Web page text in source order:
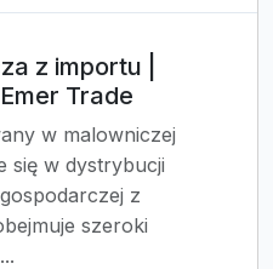
z importu |
Trade
w malowniczej
się w dystrybucji
z
szeroki